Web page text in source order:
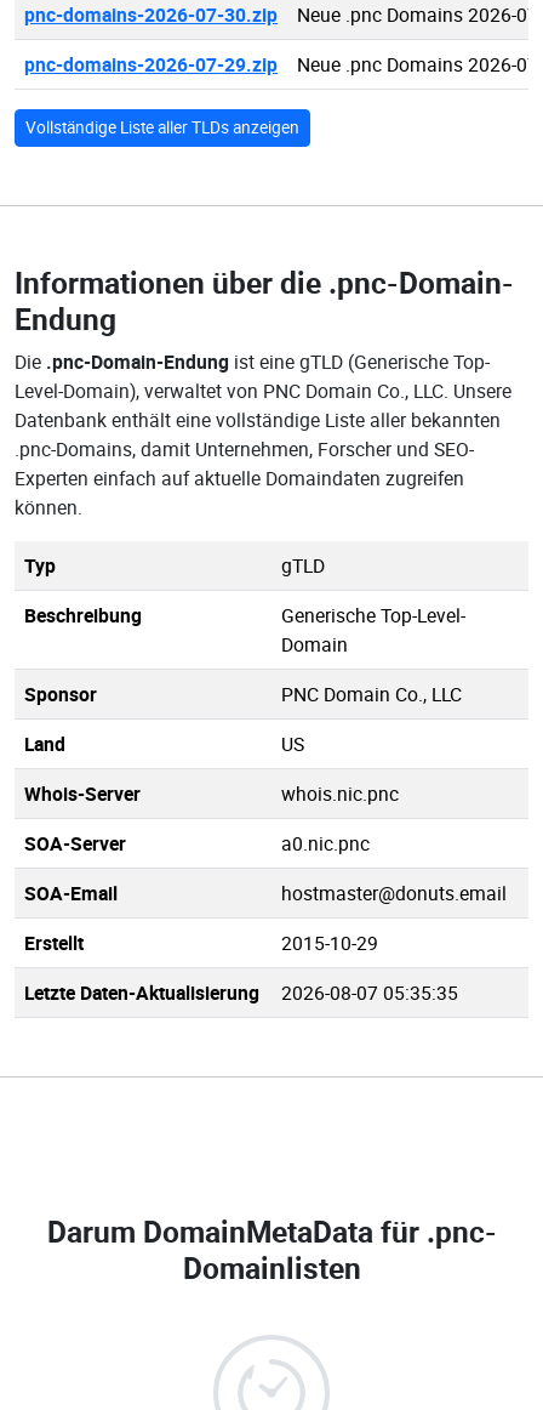
pnc-domains-2026-07-30.zip
Neue .pnc Domains 2026-
pnc-domains-2026-07-29.zip
Neue .pnc Domains 2026-
Vollständige Liste aller TLDs anzeigen
Informationen über die .pnc-Domain-
Endung
Die .pnc-Domain-Endung ist eine gTLD (Generische Top-
Level-Domain), verwaltet von PNC Domain Co., LLC. Unsere
Datenbank enthält eine vollständige Liste aller bekannten
.pnc-Domains, damit Unternehmen, Forscher und SEO-
Experten einfach auf aktuelle Domaindaten zugreifen
können.
Typ
gTLD
Beschreibung
Generische Top-Level-
Domain
Sponsor
PNC Domain Co., LLC
Land
US
Whois-Server
whois.nic.pnc
SOA-Server
a0.nic.pnc
SOA-Email
hostmaster@donuts.email
Erstellt
2015-10-29
Letzte Daten-Aktualisierung
2026-08-07 05:35:35
Darum DomainMetaData für .pnc-
Domainlisten